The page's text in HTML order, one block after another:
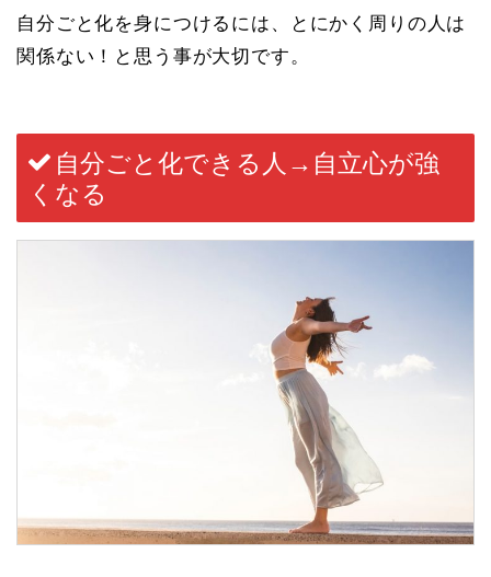
自分ごと化を身につけるには、とにかく周りの人は
関係ない！と思う事が大切です。
自分ごと化できる人→自立心が強
くなる